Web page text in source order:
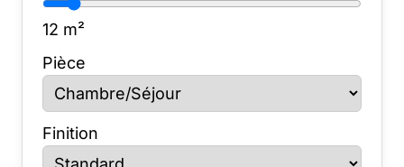
12 m²
Pièce
Finition